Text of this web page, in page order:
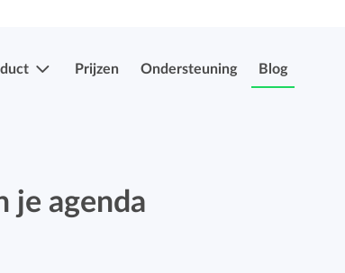
Eenvoudig uren en verlof indien en laten
Prijzen Ondersteuning Blog
je agenda